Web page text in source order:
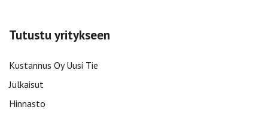
Tutustu yritykseen
Kustannus Oy Uusi Tie
Julkaisut
Hinnasto